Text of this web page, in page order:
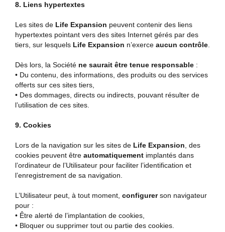
8. Liens hypertextes
Les sites de Life Expansion peuvent contenir des liens
hypertextes pointant vers des sites Internet gérés par des
tiers, sur lesquels Life Expansion n’exerce aucun contrôle
Dès lors, la Société ne saurait être tenue responsable :
• Du contenu, des informations, des produits ou des services
offerts sur ces sites tiers,
• Des dommages, directs ou indirects, pouvant résulter de
l’utilisation de ces sites.
9. Cookies
Lors de la navigation sur les sites de Life Expansion , des
cookies peuvent être automatiquement implantés dans
l’ordinateur de l’Utilisateur pour faciliter l’identification et
l’enregistrement de sa navigation.
L’Utilisateur peut, à tout moment, configurerson navigateur
pour :
• Être alerté de l’implantation de cookies,
• Bloquer ou supprimer tout ou partie des cookies.